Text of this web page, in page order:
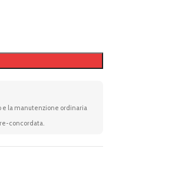
e la manutenzione ordinaria
concordata.